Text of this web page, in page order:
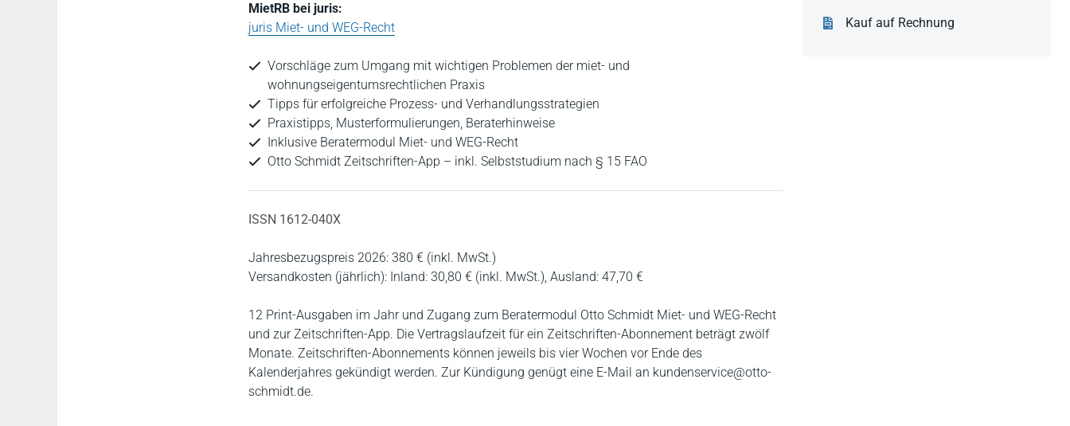
MietRB bei juris:
juris Miet- und WEG-Recht
Vorschläge zum Umgang mit wichtigen Problemen der miet- und
wohnungseigentumsrechtlichen Praxis
Tipps für erfolgreiche Prozess- und Verhandlungsstrategien
Praxistipps, Musterformulierungen, Beraterhinweise
Inklusive Beratermodul Miet- und WEG-Recht
Otto Schmidt Zeitschriften-App – inkl. Selbststudium nach § 15 FAO
ISSN 1612-040X
Jahresbezugspreis 2026: 380 € (inkl. MwSt.)
Versandkosten (jährlich): Inland: 30,80 € (inkl. MwSt.), Ausland: 47,70 €
12 Print-Ausgaben im Jahr und Zugang zum Beratermodul Otto Schmidt Miet- und WEG-Recht
und zur Zeitschriften-App. Die Vertragslaufzeit für ein Zeitschriften-Abonnement beträgt zwölf
Monate. Zeitschriften-Abonnements können jeweils bis vier Wochen vor Ende des
Kalenderjahres gekündigt werden. Zur Kündigung genügt eine E-Mail an kundenservice@otto-
schmidt.de.
Kauf auf Rechnung